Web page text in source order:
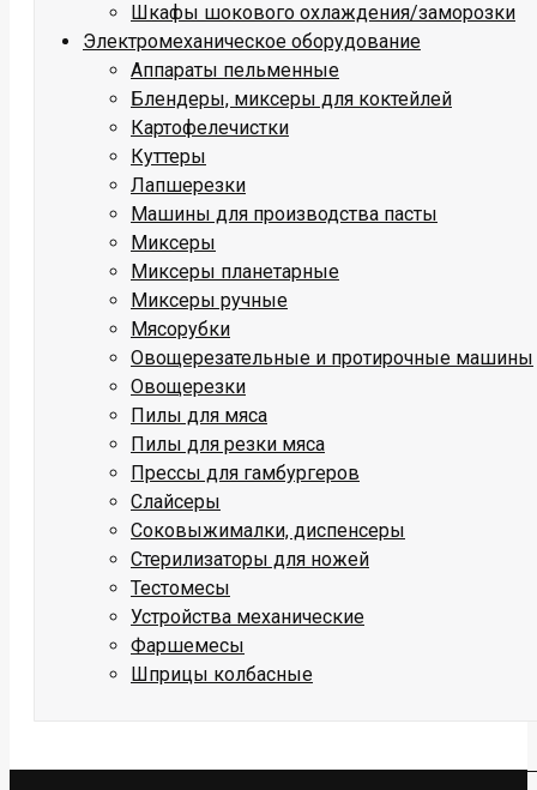
Шкафы шокового охлаждения/заморозки
Электромеханическое оборудование
Аппараты пельменные
Блендеры, миксеры для коктейлей
Картофелечистки
Куттеры
Лапшерезки
Машины для производства пасты
Миксеры
Миксеры планетарные
Миксеры ручные
Мясорубки
Овощерезательные и протирочные машины
Овощерезки
Пилы для мяса
Пилы для резки мяса
Прессы для гамбургеров
Слайсеры
Соковыжималки, диспенсеры
Стерилизаторы для ножей
Тестомесы
Устройства механические
Фаршемесы
Шприцы колбасные